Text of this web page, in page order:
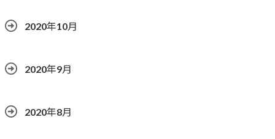
2020年10月
2020年9月
2020年8月